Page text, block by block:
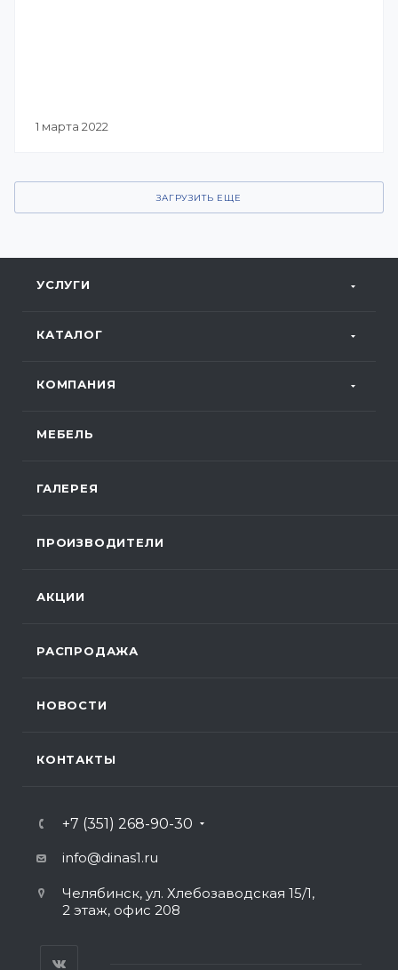
1 марта 2022
ЗАГРУЗИТЬ ЕЩЕ
УСЛУГИ
КАТАЛОГ
КОМПАНИЯ
МЕБЕЛЬ
ГАЛЕРЕЯ
ПРОИЗВОДИТЕЛИ
АКЦИИ
РАСПРОДАЖА
НОВОСТИ
КОНТАКТЫ
+7 (351) 268-90-30
info@dinas1.ru
Челябинск, ул. Хлебозаводская 15/1,
2 этаж, офис 208